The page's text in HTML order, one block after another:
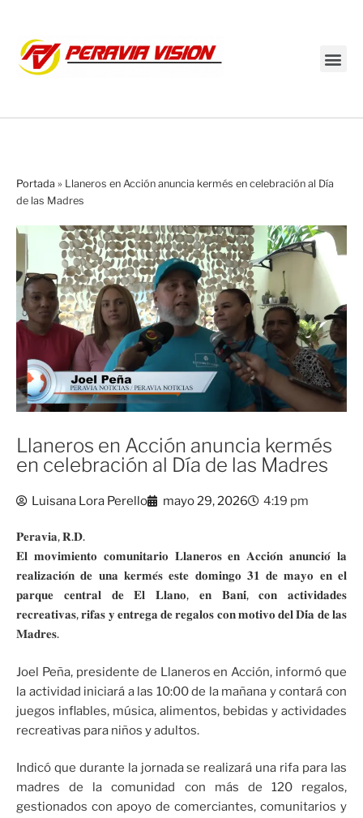
Portada » Llaneros en Acción anuncia kermés en celebración al Día
de las Madres
Llaneros en Acción anuncia kermés
en celebración al Día de las Madres
Luisana Lora Perello mayo 29, 2026 4:19 pm
𝐏𝐞𝐫𝐚𝐯𝐢𝐚, 𝐑.𝐃.
𝐄𝐥 𝐦𝐨𝐯𝐢𝐦𝐢𝐞𝐧𝐭𝐨 𝐜𝐨𝐦𝐮𝐧𝐢𝐭𝐚𝐫𝐢𝐨 𝐋𝐥𝐚𝐧𝐞𝐫𝐨𝐬 𝐞𝐧 𝐀𝐜𝐜𝐢𝐨́𝐧 𝐚𝐧𝐮𝐧𝐜𝐢𝐨́ 𝐥𝐚
𝐫𝐞𝐚𝐥𝐢𝐳𝐚𝐜𝐢𝐨́𝐧 𝐝𝐞 𝐮𝐧𝐚 𝐤𝐞𝐫𝐦𝐞́𝐬 𝐞𝐬𝐭𝐞 𝐝𝐨𝐦𝐢𝐧𝐠𝐨 𝟑𝟏 𝐝𝐞 𝐦𝐚𝐲𝐨 𝐞𝐧 𝐞𝐥
𝐩𝐚𝐫𝐪𝐮𝐞 𝐜𝐞𝐧𝐭𝐫𝐚𝐥 𝐝𝐞 𝐄𝐥 𝐋𝐥𝐚𝐧𝐨, 𝐞𝐧 𝐁𝐚𝐧𝐢́, 𝐜𝐨𝐧 𝐚𝐜𝐭𝐢𝐯𝐢𝐝𝐚𝐝𝐞𝐬
𝐫𝐞𝐜𝐫𝐞𝐚𝐭𝐢𝐯𝐚𝐬, 𝐫𝐢𝐟𝐚𝐬 𝐲 𝐞𝐧𝐭𝐫𝐞𝐠𝐚 𝐝𝐞 𝐫𝐞𝐠𝐚𝐥𝐨𝐬 𝐜𝐨𝐧 𝐦𝐨𝐭𝐢𝐯𝐨 𝐝𝐞𝐥 𝐃𝐢́𝐚 𝐝𝐞 𝐥𝐚𝐬
𝐌𝐚𝐝𝐫𝐞𝐬.
Joel Peña, presidente de Llaneros en Acción, informó que
la actividad iniciará a las 10:00 de la mañana y contará con
juegos inflables, música, alimentos, bebidas y actividades
recreativas para niños y adultos.
Indicó que durante la jornada se realizará una rifa para las
madres de la comunidad con más de 120 regalos,
gestionados con apoyo de comerciantes, comunitarios y